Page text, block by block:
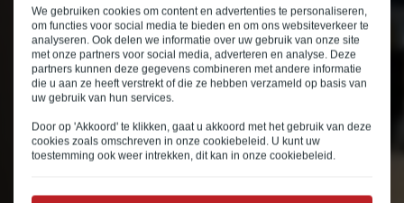
We gebruiken cookies om content en advertenties te personaliseren,
om functies voor social media te bieden en om ons websiteverkeer te
analyseren. Ook delen we informatie over uw gebruik van onze site
met onze partners voor social media, adverteren en analyse. Deze
partners kunnen deze gegevens combineren met andere informatie
die u aan ze heeft verstrekt of die ze hebben verzameld op basis van
uw gebruik van hun services.
Door op 'Akkoord' te klikken, gaat u akkoord met het gebruik van deze
cookies zoals omschreven in onze cookiebeleid. U kunt uw
toestemming ook weer intrekken, dit kan in onze cookiebeleid.